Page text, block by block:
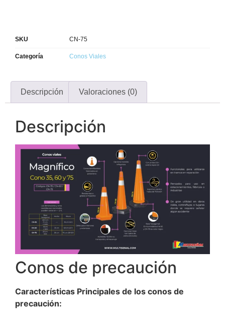
SKU CN-75
Categoría Conos Viales
Descripción Valoraciones (0)
Descripción
Conos de precaución
Características Principales de los conos de
precaución: